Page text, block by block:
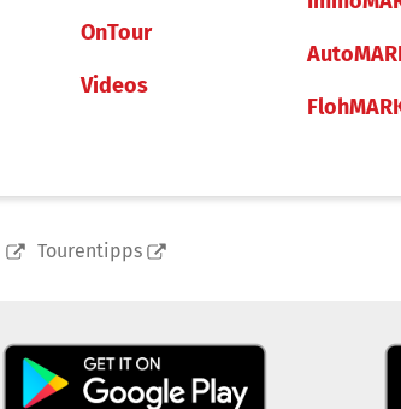
OnTour
Videos
Tourentipps